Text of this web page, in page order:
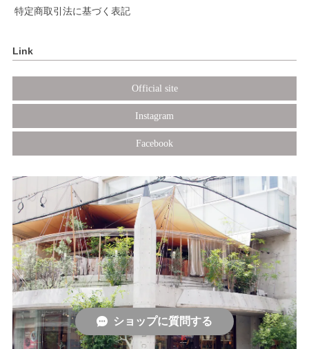
特定商取引法に基づく表記
Link
Official site
Instagram
Facebook
ショップに質問する